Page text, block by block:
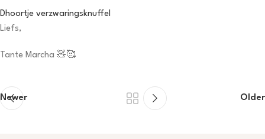
Dhoortje verzwaringsknuffel
Liefs,
Tante Marcha 🧸🥰
Newer Older